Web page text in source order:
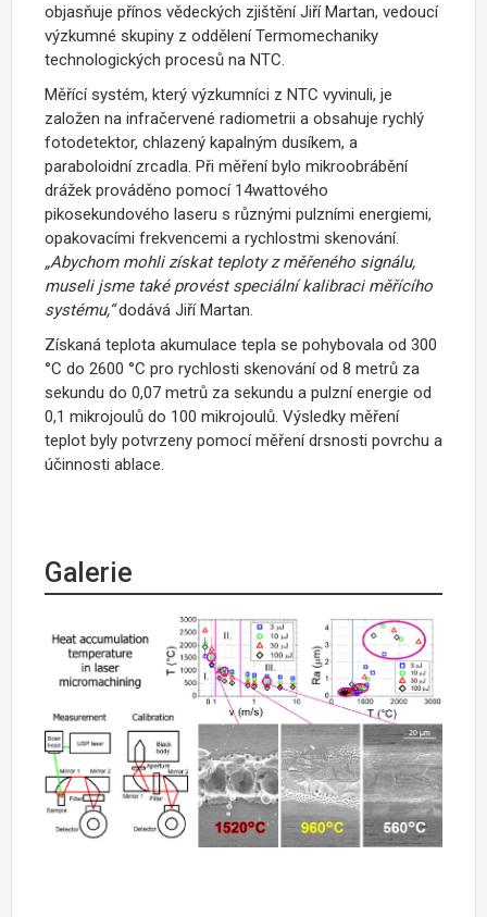
objasňuje přínos vědeckých zjištění Jiří Martan, vedoucí
výzkumné skupiny z oddělení Termomechaniky
technologických procesů na NTC.
Měřící systém, který výzkumníci z NTC vyvinuli, je
založen na infračervené radiometrii a obsahuje rychlý
fotodetektor, chlazený kapalným dusíkem, a
paraboloidní zrcadla. Při měření bylo mikroobrábění
drážek prováděno pomocí 14wattového
pikosekundového laseru s různými pulzními energiemi,
opakovacími frekvencemi a rychlostmi skenování.
„Abychom mohli získat teploty z měřeného signálu,
museli jsme také provést speciální kalibraci měřícího
systému,“dodává Jiří Martan.
Získaná teplota akumulace tepla se pohybovala od 300
°C do 2600 °C pro rychlosti skenování od 8 metrů za
sekundu do 0,07 metrů za sekundu a pulzní energie od
0,1 mikrojoulů do 100 mikrojoulů. Výsledky měření
teplot byly potvrzeny pomocí měření drsnosti povrchu a
účinnosti ablace.
Galerie